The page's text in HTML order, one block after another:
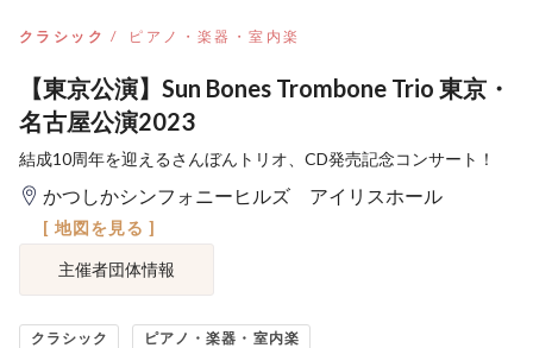
クラシック ピアノ・楽器・室内楽
【東京公演】Sun Bones Trombone Trio 東京・
名古屋公演2023
結成10周年を迎えるさんぼんトリオ、CD発売記念コンサート！
かつしかシンフォニーヒルズ アイリスホール
[ 地図を見る ]
主催者団体情報
クラシック ピアノ・楽器・室内楽